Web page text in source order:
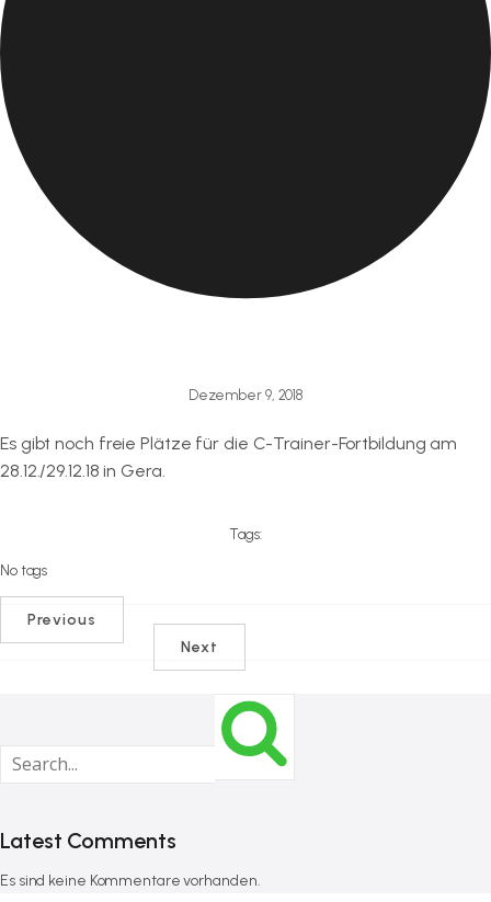
Dezember 9, 2018
Es gibt noch freie Plätze für die C-Trainer-Fortbildung am
28.12./29.12.18 in Gera.
Tags:
No tags
Previous
Next
Latest Comments
Es sind keine Kommentare vorhanden.